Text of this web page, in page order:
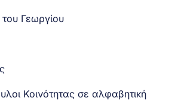
Γεωργίου
Κοινότητας σε αλφαβητική